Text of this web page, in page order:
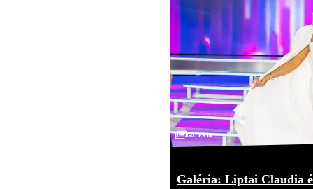
Galéria
Galéria: Liptai Claudia